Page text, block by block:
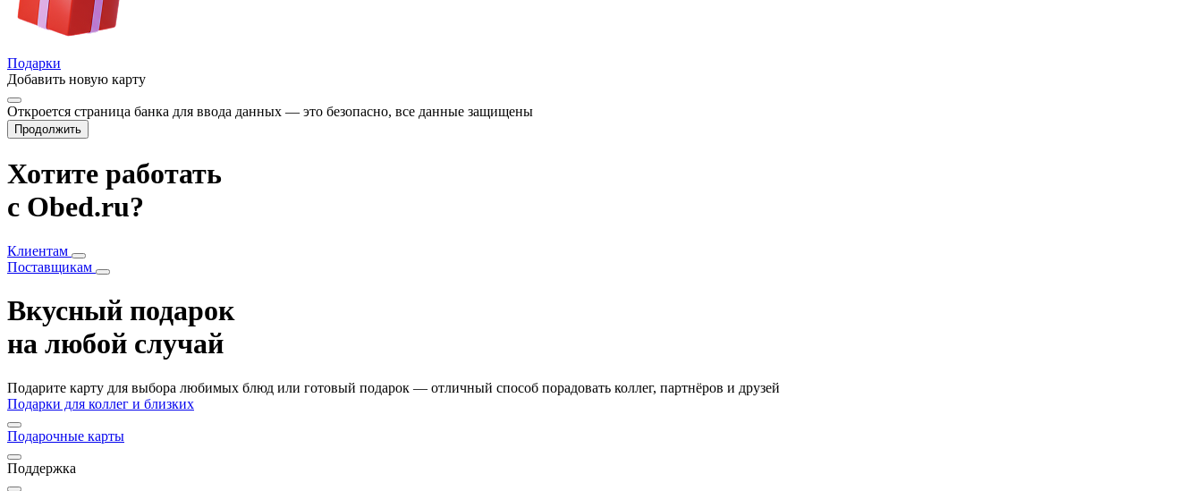
Подарки
Добавить новую карту
Откроется страница банка для ввода данных — это безопасно, все данные защищены
Продолжить
Хотите работать
с Obed.ru?
Клиентам
Поставщикам
Вкусный подарок
на любой случай
Подарите карту для выбора любимых блюд или готовый подарок — отличный способ порадовать коллег, партнёров и друзей
Подарки для коллег и близких
Подарочные карты
Поддержка